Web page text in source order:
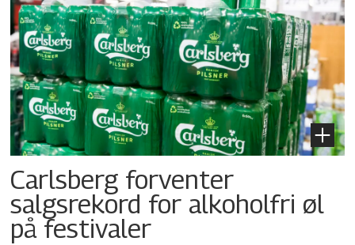
Carlsberg forventer
salgsrekord for alkoholfri øl
på festivaler